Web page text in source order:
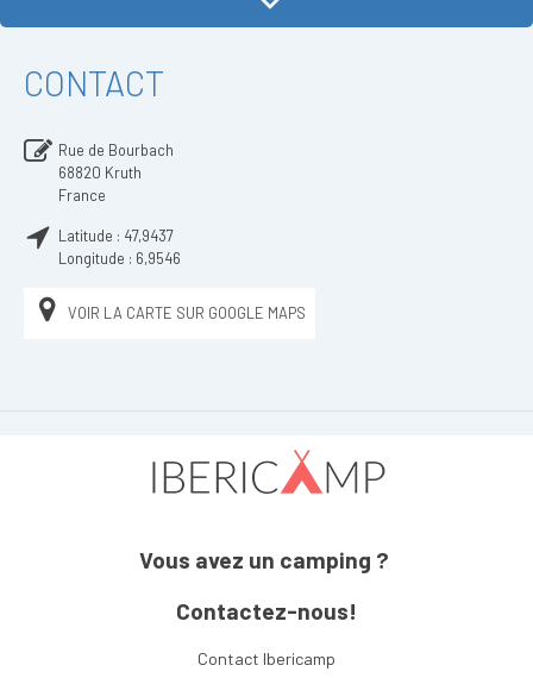
CONTACT
Rue de Bourbach
68820 Kruth
France
Latitude : 47,9437
Longitude : 6,9546
VOIR LA CARTE SUR GOOGLE MAPS
Vous avez un camping ?
Contactez-nous!
Contact Ibericamp